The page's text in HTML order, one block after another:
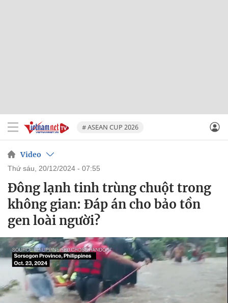
# ASEAN CUP 2026
Video
thứ sáu, 20/12/2024 - 07:55
Đông lạnh tinh trùng chuột trong
không gian: Đáp án cho bảo tồn
gen loài người?